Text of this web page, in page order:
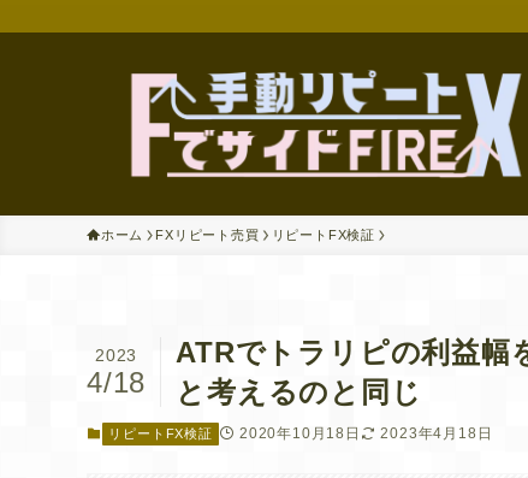
ホーム FXリピート売買 リピートFX検証
ATRでトラリピの利益幅
と考えるのと同じ
2023
4/18
リピートFX検証 2020年10月18日 2023年4月18日